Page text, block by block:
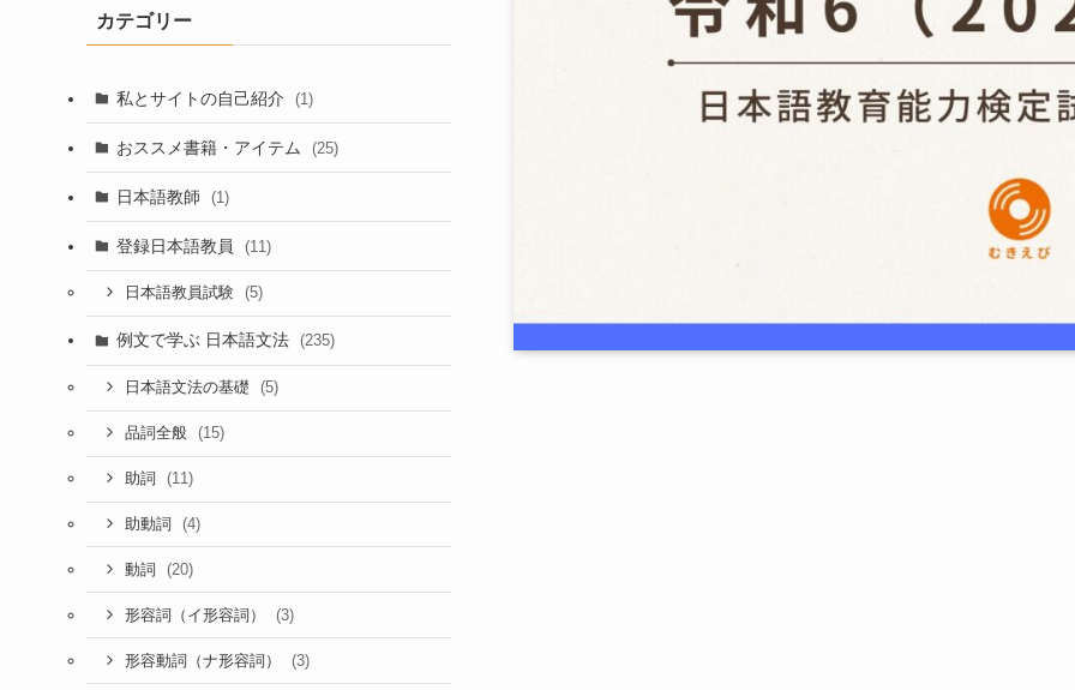
カテゴリー
私とサイトの自己紹介 (1)
おススメ書籍・アイテム (25)
日本語教師 (1)
登録日本語教員 (11)
日本語教員試験 (5)
例文で学ぶ 日本語文法 (235)
日本語文法の基礎 (5)
品詞全般 (15)
助詞 (11)
助動詞 (4)
動詞 (20)
形容詞（イ形容詞） (3)
形容動詞（ナ形容詞） (3)